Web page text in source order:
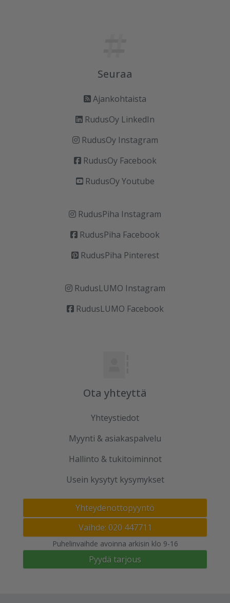
Seuraa
Ajankohtaista
RudusOy LinkedIn
RudusOy Instagram
RudusOy Facebook
RudusOy Youtube
RudusPiha Instagram
RudusPiha Facebook
RudusPiha Pinterest
RudusLUMO Instagram
RudusLUMO Facebook
Ota yhteyttä
Yhteystiedot
Myynti & asiakaspalvelu
Hallinto & tukitoiminnot
Usein kysytyt kysymykset
Yhteydenottopyyntö
Vaihde: 020 447711
Puhelinvaihde avoinna arkisin klo 9-16
Pyydä tarjous